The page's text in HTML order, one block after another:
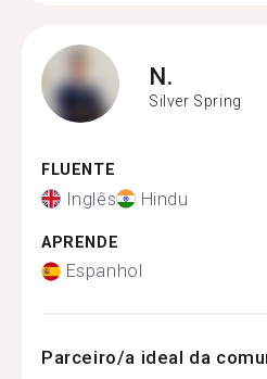
N.
Silver Spring
FLUENTE
Inglês Hindu
APRENDE
Espanhol
Parceiro/a ideal da